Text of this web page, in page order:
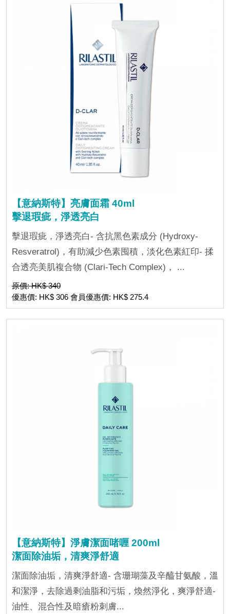
【意納斯特】亮膚面霜 40ml
擊退瑕疵，淨透亮白
擊退瑕疵，淨透亮白- 含抗黑色素成分 (Hydroxy-
Resveratrol)，有助減少色素囤積，淡化色素紅印- 揉
合透亮美肌複合物 (Clari-Tech Complex)， ...
原價: HK$ 340
優惠價: HK$ 306 會員優惠價: HK$ 275.4
【意納斯特】淨膚潔面啫喱 200ml
潔面除油垢，清爽淨舒適
潔面除油垢，清爽淨舒適- 含珊瑚藻及辛醯甘氨酸，溫
和潔淨，去除過剩油脂和污垢，煥然淨化，爽淨舒適-
油性、混合性及暗瘡粉刺膚...